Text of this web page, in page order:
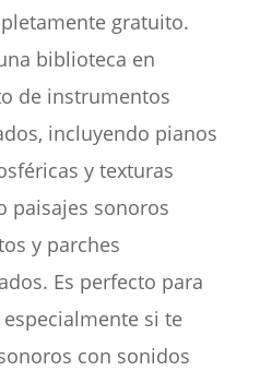
gratuito.
biblioteca en
de instrumentos
incluyendo pianos
y texturas
paisajes sonoros
y parches
Es perfecto para
si te
con sonidos